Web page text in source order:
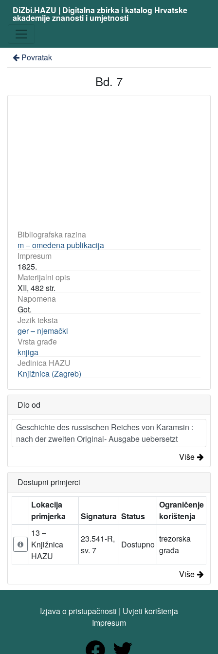
DiZbi.HAZU | Digitalna zbirka i katalog Hrvatske
akademije znanosti i umjetnosti
Povratak
Bd. 7
Bibliografska razina
m – omeđena publikacija
Impresum
1825.
Materijalni opis
XII, 482 str.
Napomena
Got.
Jezik teksta
ger – njemački
Vrsta građe
knjiga
Jedinica HAZU
Knjižnica (Zagreb)
Dio od
Geschichte des russischen Reiches von Karamsin :
nach der zweiten Original- Ausgabe uebersetzt
Više
Dostupni primjerci
Lokacija
primjerka
Signatura Status
Ograničenje
korištenja
13 –
Knjižnica
HAZU
23.541-R,
sv. 7
Dostupno
trezorska
građa
Više
Izjava o pristupačnosti | Uvjeti korištenja
Impresum